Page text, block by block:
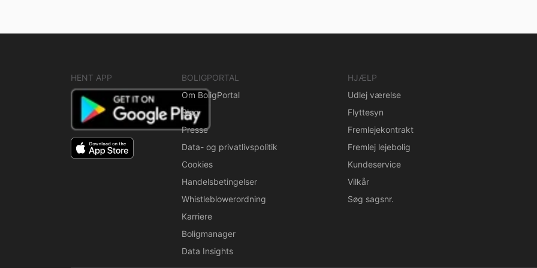
HENT APP
BOLIGPORTAL
Om BoligPortal
Blog
Presse
Data- og privatlivspolitik
Cookies
Handelsbetingelser
Whistleblowerordning
Karriere
Boligmanager
Data Insights
HJÆLP
Udlej værelse
Flyttesyn
Fremlejekontrakt
Fremlej lejebolig
Kundeservice
Vilkår
Søg sagsnr.